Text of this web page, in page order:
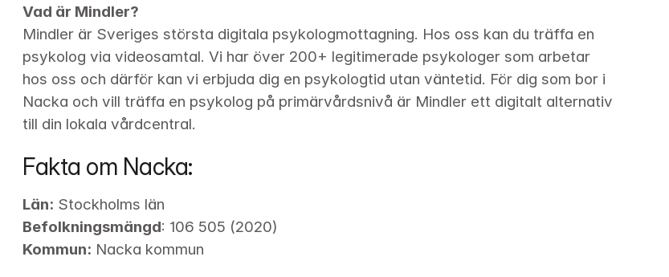
Vad är Mindler?
Mindler är Sveriges största digitala psykologmottagning. Hos oss kan du träffa en
psykolog via videosamtal. Vi har över 200+ legitimerade psykologer som arbetar
hos oss och därför kan vi erbjuda dig en psykologtid utan väntetid. För dig som bor i
Nacka och vill träffa en psykolog på primärvårdsnivå är Mindler ett digitalt alternativ
till din lokala vårdcentral.
Fakta om Nacka:
Län:
Befolkningsmängd
Kommun: Nacka kommun